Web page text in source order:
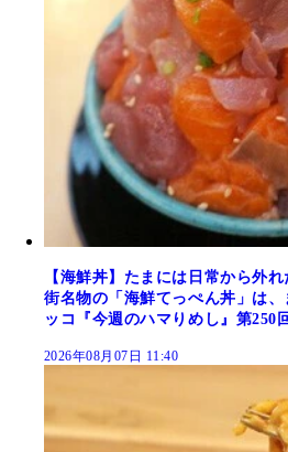
【海鮮丼】たまには日常から外
街名物の「海鮮てっぺん丼」は
ッコ『今週のハマりめし』第250回
2026年08月07日 11:40